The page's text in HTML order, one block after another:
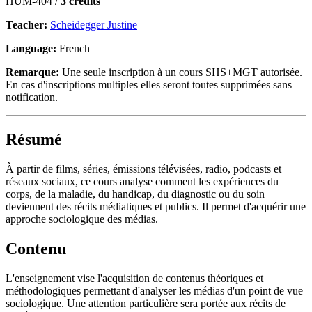
Teacher: Scheidegger Justine
Language: French
Remarque: Une seule inscription à un cours SHS+MGT autorisée.
En cas d'inscriptions multiples elles seront toutes supprimées sans
notification.
Résumé
À partir de films, séries, émissions télévisées, radio, podcasts et
réseaux sociaux, ce cours analyse comment les expériences du
corps, de la maladie, du handicap, du diagnostic ou du soin
deviennent des récits médiatiques et publics. Il permet d'acquérir une
approche sociologique des médias.
Contenu
L'enseignement vise l'acquisition de contenus théoriques et
méthodologiques permettant d'analyser les médias d'un point de vue
sociologique. Une attention particulière sera portée aux récits de